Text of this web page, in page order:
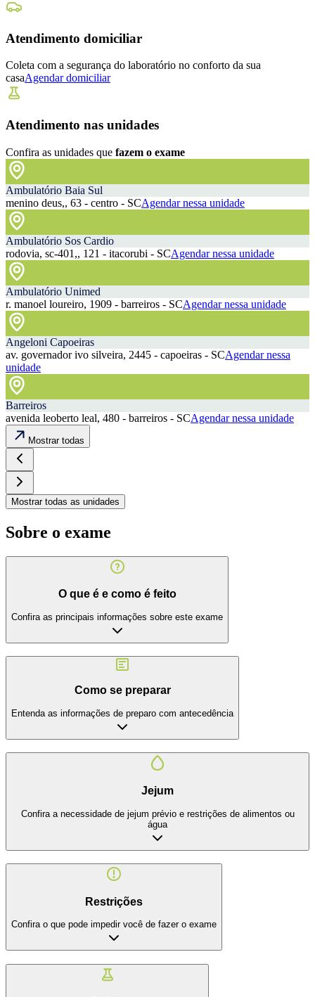
Atendimento domiciliar
Coleta com a segurança do laboratório no conforto da sua
casaAgendar domiciliar
Atendimento nas unidades
Confira as unidades que fazem o exame
Ambulatório Baia Sul
menino deus,, 63 - centro - SCAgendar nessa unidade
Ambulatório Sos Cardio
rodovia, sc-401,, 121 - itacorubi - SCAgendar nessa unidade
Ambulatório Unimed
r. manoel loureiro, 1909 - barreiros - SCAgendar nessa unidade
Angeloni Capoeiras
av. governador ivo silveira, 2445 - capoeiras - SCAgendar nessa
unidade
Barreiros
avenida leoberto leal, 480 - barreiros - SCAgendar nessa unidade
Mostrar todas
Mostrar todas as unidades
Sobre o exame
O que é e como é feito
Confira as principais informações sobre este exame
Como se preparar
Entenda as informações de preparo com antecedência
Jejum
Confira a necessidade de jejum prévio e restrições de alimentos ou
água
Restrições
Confira o que pode impedir você de fazer o exame